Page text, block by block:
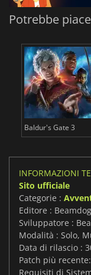
Potrebbe
Baldur's Gate 3
INFORMAZIONI
Sito ufficiale
Categorie :
Editore : Beamdog
Sviluppatore :
Modalità : Solo,
Data di rilascio :
Patch più recente:
Requisiti di